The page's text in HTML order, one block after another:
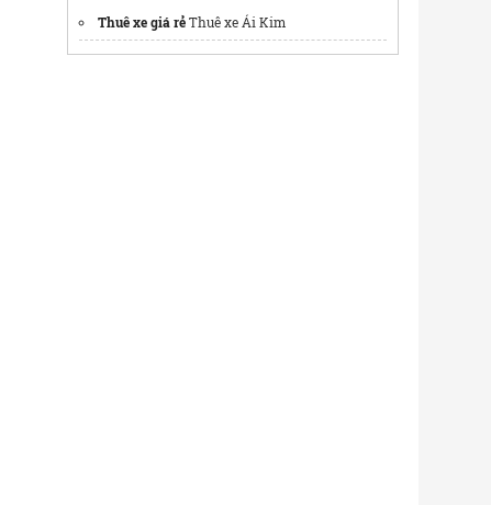
Thuê xe giá rẻThuê xe Ái Kim